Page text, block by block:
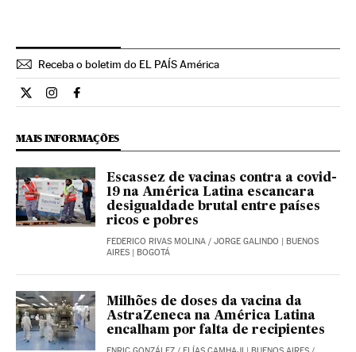
Receba o boletim do EL PAÍS América
Internacional El País Brasil en Twitter
Internacional El País Brasil en Instagram
Internacional El País Brasil en Facebook
MAIS INFORMAÇÕES
Escassez de vacinas contra a covid-
19 na América Latina escancara
desigualdade brutal entre países
ricos e pobres
FEDERICO RIVAS MOLINA / JORGE GALINDO | BUENOS
AIRES | BOGOTÁ
Milhões de doses da vacina da
AstraZeneca na América Latina
encalham por falta de recipientes